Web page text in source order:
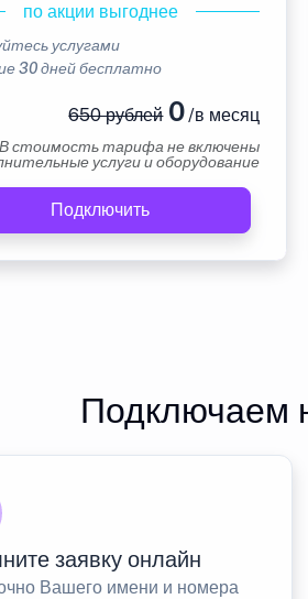
по акции выгоднее
услугами
30 дней бесплатно
650 рублей0/в месяц
В стоимость тарифа не включены
услуги и оборудование
Подключить
Подключаем
заявку онлайн
Вашего имени и номера